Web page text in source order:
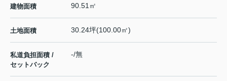
建物面積 90.51㎡
土地面積 30.24坪(100.00㎡)
私道負担面積 /
セットバック
-/無